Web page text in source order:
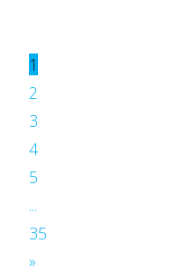
1
2
3
4
5
...
35
»